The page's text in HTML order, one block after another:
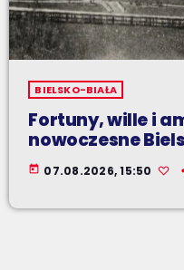
BIELSKO-BIAŁA
Fortuny, wille i
nowoczesne
today 07.08.2026, 15:50